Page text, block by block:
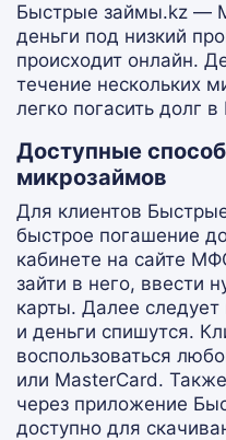
Быстрые займы.kz —
деньги под низкий
происходит онлайн.
течение нескольких
легко погасить долг
Доступные
микрозаймов
Для клиентов
быстрое погашение
кабинете на сайте
зайти в него, ввести
карты. Далее
и деньги спишутся.
воспользоваться
или MasterCard.
через приложение
доступно для